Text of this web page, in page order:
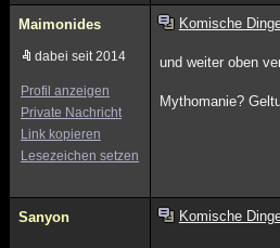
Maimonides
dabei seit 2014
Profil anzeigen
Private Nachricht
Link kopieren
Lesezeichen setzen
Komische
und weiter oben
Mythomanie?
Sanyon Komische